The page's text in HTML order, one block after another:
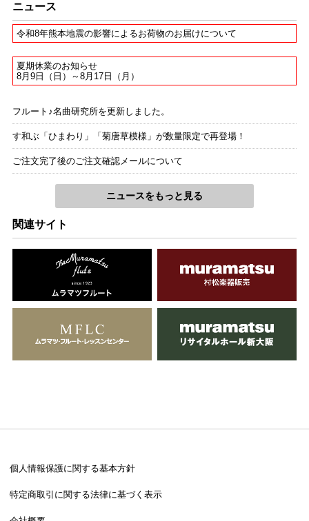
ニュース
令和8年熊本地震の影響によるお荷物のお届けについて
夏期休業のお知らせ
8月9日（日）～8月17日（月）
フルート♪名曲研究所を更新しました。
す和ぶ「ひまわり」「菊唐草模様」が数量限定で再登場！
ご注文完了後のご注文確認メールについて
ニュースをもっと見る
関連サイト
個人情報保護に関する基本方針
特定商取引に関する法律に基づく表示